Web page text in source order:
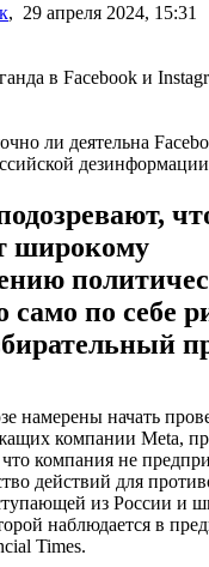
, 29 апреля 2024, 15:31
ли деятельна
дезинформации
широкому
по себе
намерены начать
компании Meta,
компания не
действий для
из России и
наблюдается в
Times.